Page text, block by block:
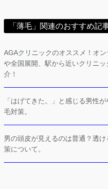
「薄毛」関連のおすすめ記
AGAクリニックのオススメ！オ
や全国展開、駅から近いクリニッ
介！
「はげてきた。」と感じる男性
毛対策。
男の頭皮が見えるのは普通？透
策について。